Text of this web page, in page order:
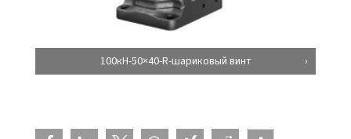
100кН-50×40-R-шариковый винт